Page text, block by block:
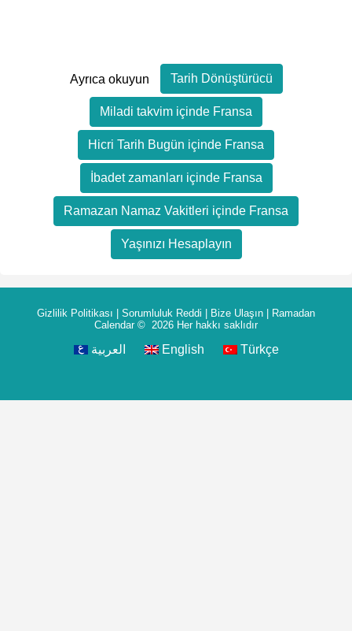
Ayrıca okuyun Tarih Dönüştürücü
Miladi takvim içinde Fransa
Hicri Tarih Bugün içinde Fransa
İbadet zamanları içinde Fransa
Ramazan Namaz Vakitleri içinde Fransa
Yaşınızı Hesaplayın
Gizlilik Politikası | Sorumluluk Reddi | Bize Ulaşın | Ramadan
Calendar© 2026 Her hakkı saklıdır
العربية English Türkçe